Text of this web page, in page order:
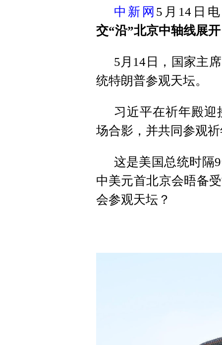
中新网 5月14日
交“沿”北京中轴线展开
5月14日，国家主
统特朗普参观天坛。
习近平在祈年殿
场合影，并共同参观
这是美国总统时隔
中美元首北京会晤备
会参观天坛？